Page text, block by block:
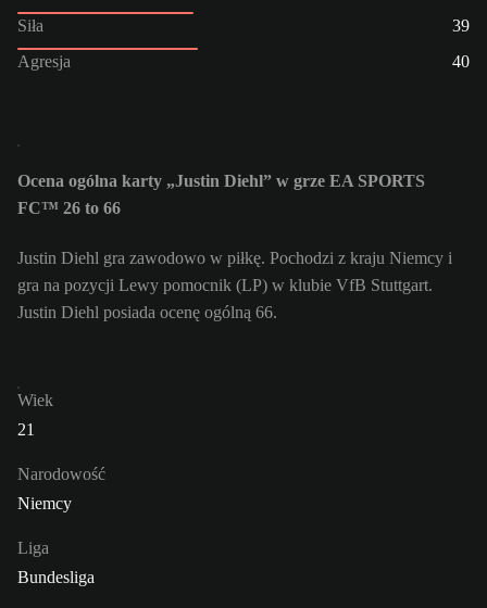
Siła
39
Agresja
40
Ocena ogólna karty „Justin Diehl” w grze EA SPORTS
FC™ 26 to 66
Justin Diehl gra zawodowo w piłkę. Pochodzi z kraju Niemcy i
gra na pozycji Lewy pomocnik (LP) w klubie VfB Stuttgart.
Justin Diehl posiada ocenę ogólną 66.
Wiek
21
Narodowość
Niemcy
Liga
Bundesliga